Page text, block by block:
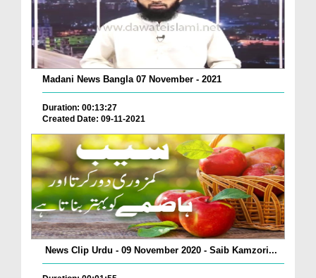
Madani News Bangla 07 November - 2021
Duration: 00:13:27
Created Date: 09-11-2021
News Clip Urdu - 09 November 2020 - Saib Kamzori...